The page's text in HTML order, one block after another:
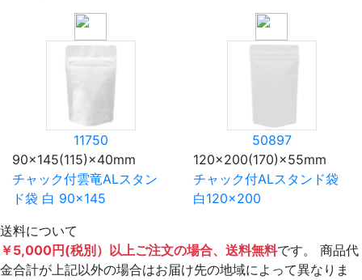
11750
90×145(115)×40mm
チャック付雲竜ALスタン
ド袋 白 90×145
50897
120×200(170)×55mm
チャック付ALスタンド袋
白120×200
送料について
￥5,000円(税別）以上ご注文の場合、送料無料です。 商品代
金合計が上記以外の場合はお届け先の地域によって異なりま